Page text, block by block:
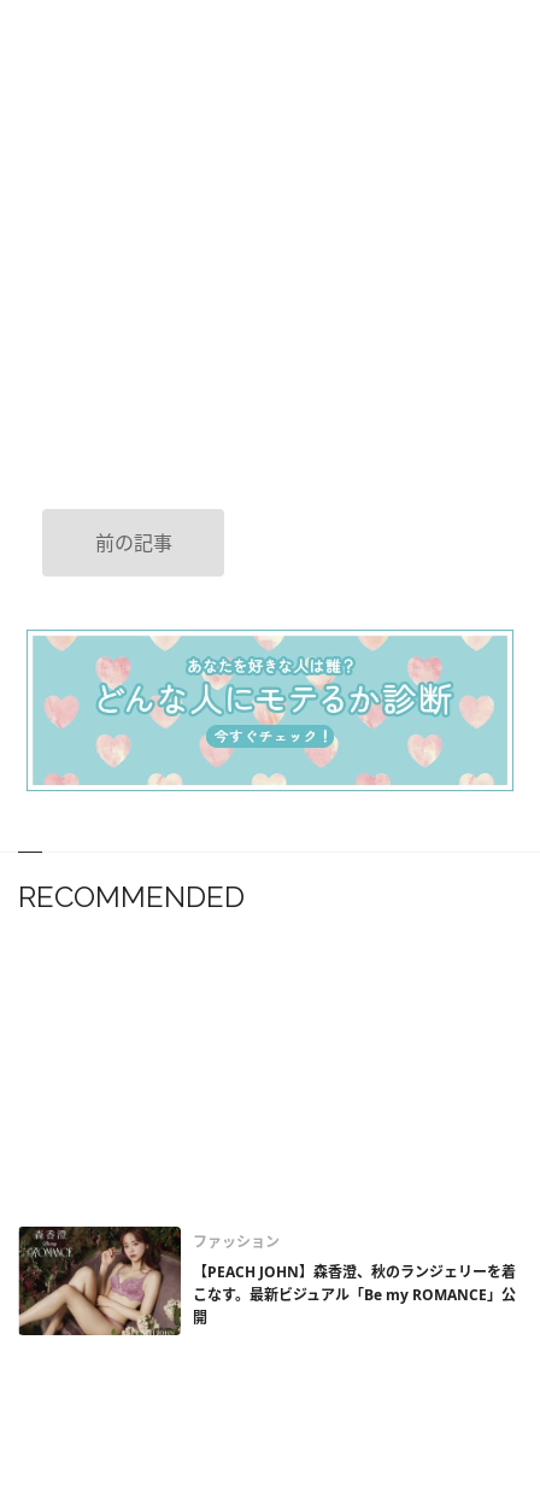
前の記事
RECOMMENDED
ファッション
【PEACH JOHN】森香澄、秋のランジェリーを着
こなす。最新ビジュアル「Be my ROMANCE」公
開